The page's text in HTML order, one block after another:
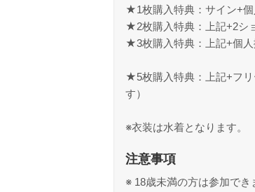
★1枚購入特典：サイン+
★2枚購入特典：上記+2シ
★3枚購入特典：上記+個人
★5枚購入特典：上記+フ
す）
※衣装は水着となります。
注意事項
※ 18歳未満の方は参加でき